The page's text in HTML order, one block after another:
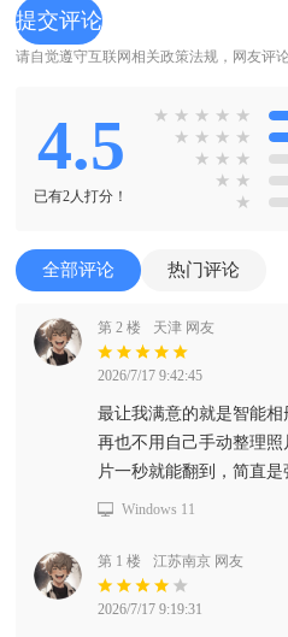
请自觉遵守互联网相关政策法规，网友评
4.5
已有2人打分！
★ ★ ★ ★ ★
★ ★ ★ ★
★ ★ ★
★ ★
★
全部评论 热门评论
第 2 楼 天津 网友
2026/7/17 9:42:45
最让我满意的就是智能相
再也不用自己手动整理
片一秒就能翻到，简直是
Windows 11
第 1 楼 江苏南京 网友
2026/7/17 9:19:31